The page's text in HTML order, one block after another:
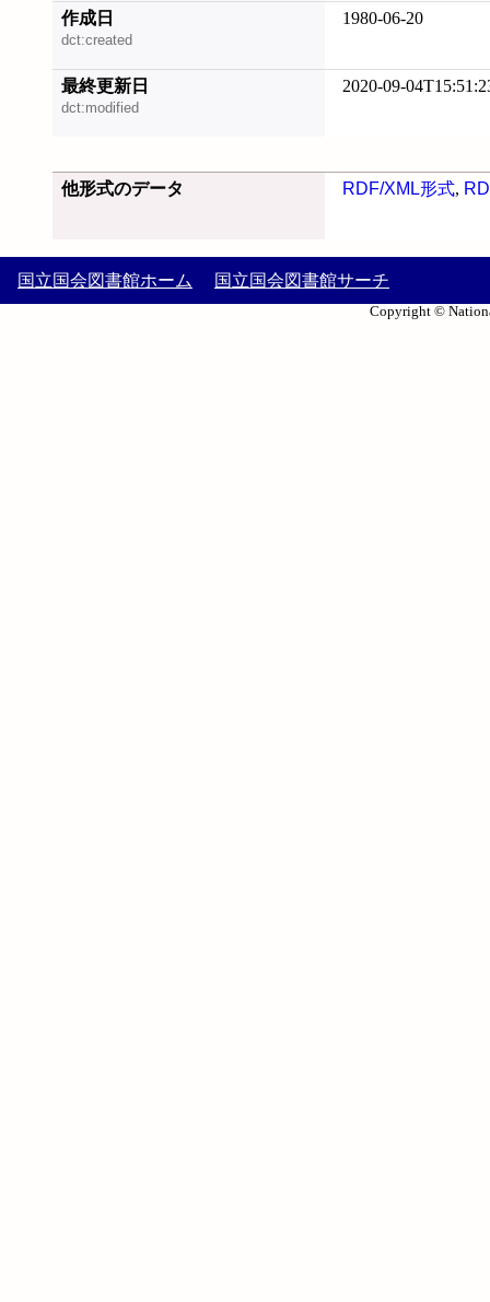
作成日
dct:created
1980-06-20
最終更新日
dct:modified
2020-09-
他形式のデータ RDF/XML形式,
国立国会図書館ホーム 国立国会図書館サーチ
Copyright ©